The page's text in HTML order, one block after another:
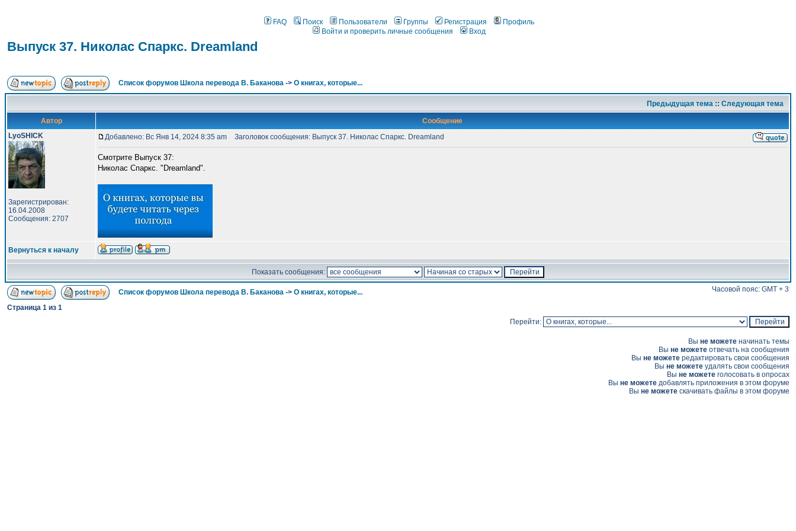
FAQ Поиск Пользователи Группы Регистрация
Профиль
Войти и проверить личные сообщения
Вход
Выпуск 37. Николас Спаркс. Dreamland
Список форумов Школа перевода В. Баканова -> О книгах, которые...
Предыдущая тема :: Следующая тема
Автор
Сообщение
LyoSHICK
Зарегистрирован:
16.04.2008
Сообщения: 2707
Добавлено: Вс Янв 14, 2024 8:35 am Заголовок сообщения: Выпуск 37. Николас Спаркс. Dreamland
Смотрите Выпуск 37:
Николас Спаркс. "Dreamland".
Вернуться к началу
Показать сообщения:
Список форумов Школа перевода В. Баканова -> О книгах, которые... Часовой пояс: GMT + 3
Страница 1 из 1
Перейти:
Вы не можете начинать темы
Вы не можете отвечать на сообщения
Вы не можете редактировать свои сообщения
Вы не можете удалять свои сообщения
Вы не можете голосовать в опросах
Вы не можете добавлять приложения в этом форуме
Вы не можете скачивать файлы в этом форуме